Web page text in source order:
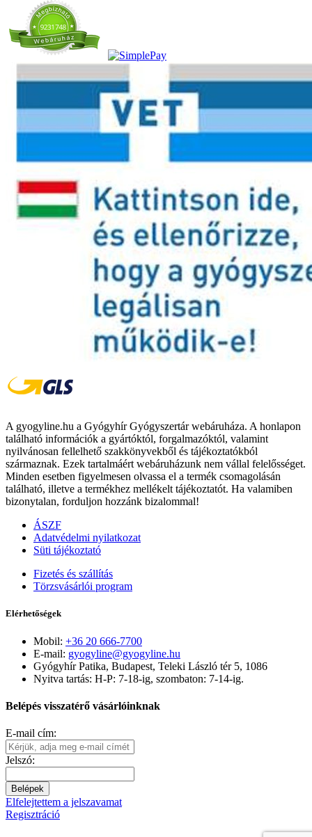
A gyogyline.hu a Gyógyhír Gyógyszertár webáruháza. A honlapon
található információk a gyártóktól, forgalmazóktól, valamint
nyilvánosan fellelhető szakkönyvekből és tájékoztatókból
származnak. Ezek tartalmáért webáruházunk nem vállal felelősséget.
Minden esetben figyelmesen olvassa el a termék csomagolásán
található, illetve a termékhez mellékelt tájékoztatót. Ha valamiben
bizonytalan, forduljon hozzánk bizalommal!
ÁSZF
Adatvédelmi nyilatkozat
Süti tájékoztató
Fizetés és szállítás
Törzsvásárlói program
Elérhetőségek
Mobil: +36 20 666-7700
E-mail: gyogyline@gyogyline.hu
Gyógyhír Patika, Budapest, Teleki László tér 5, 1086
Nyitva tartás: H-P: 7-18-ig, szombaton: 7-14-ig.
Belépés visszatérő vásárlóinknak
E-mail cím:
Jelszó:
Belépek
Elfelejtettem a jelszavamat
Regisztráció